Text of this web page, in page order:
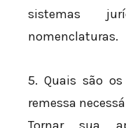
sistemas
nomenclaturas.
5. Quais são
remessa